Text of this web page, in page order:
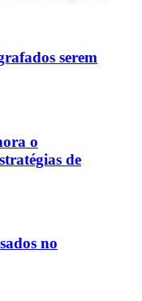
serem
o
de
no